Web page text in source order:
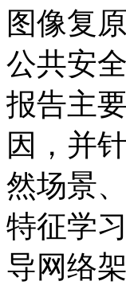
图像复
公共安
报告主
因，并
然场景
特征学
导网络